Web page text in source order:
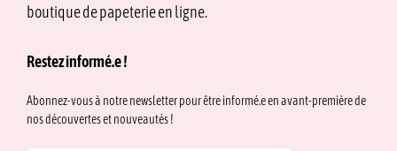
boutique de papeterie en ligne.
Restez informé.e !
Abonnez-vous à notre newsletter pour être informé.e en avant-première de
nos découvertes et nouveautés !